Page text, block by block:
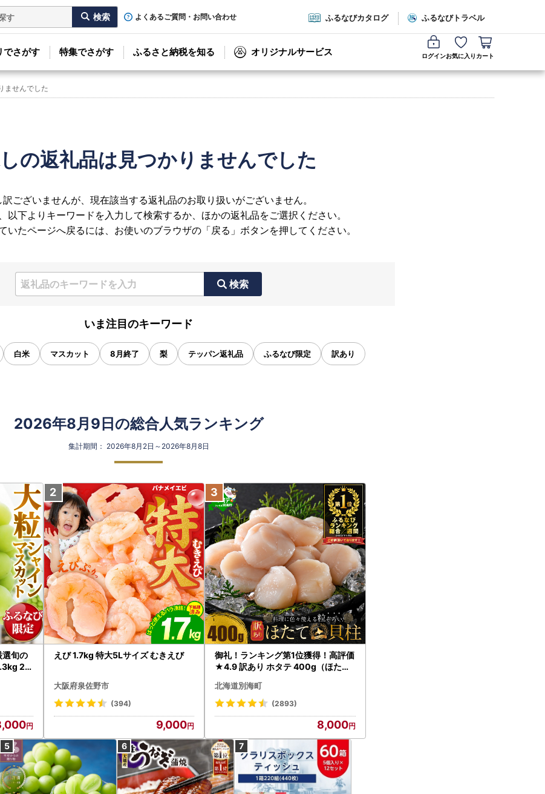
よくあるご質問・お問い合わせ ふるなびカタログ ふるなびトラベル
でさがす 特集でさがす ふるさと納税を知る オリジナルサービス ログインお気に入り カート
ませんでした
の返礼品は見つかりませんでした
訳ございませんが、現在該当する返礼品のお取り扱いがございません。
以下よりキーワードを入力して検索するか、ほかの返礼品をご選択ください。
いたページへ戻るには、お使いのブラウザの「戻る」ボタンを押してください。
検索
いま注目のキーワード
白米 マスカット 8月終了 梨 テッパン返礼品 ふるなび限定 訳あり
2026年8月9日の総合人気ランキング
集計期間： 2026年8月2日～2026年8月8日
選旬の
2
マス
えび 1.7kg 特大5Lサイズ むきえび
大阪府泉佐野市
(394)
9,000
御礼！ランキング第1位獲得！高評価
★4.9 訳あり ホタテ 400g（ほたて
北海道別海町
(2893)
8,000